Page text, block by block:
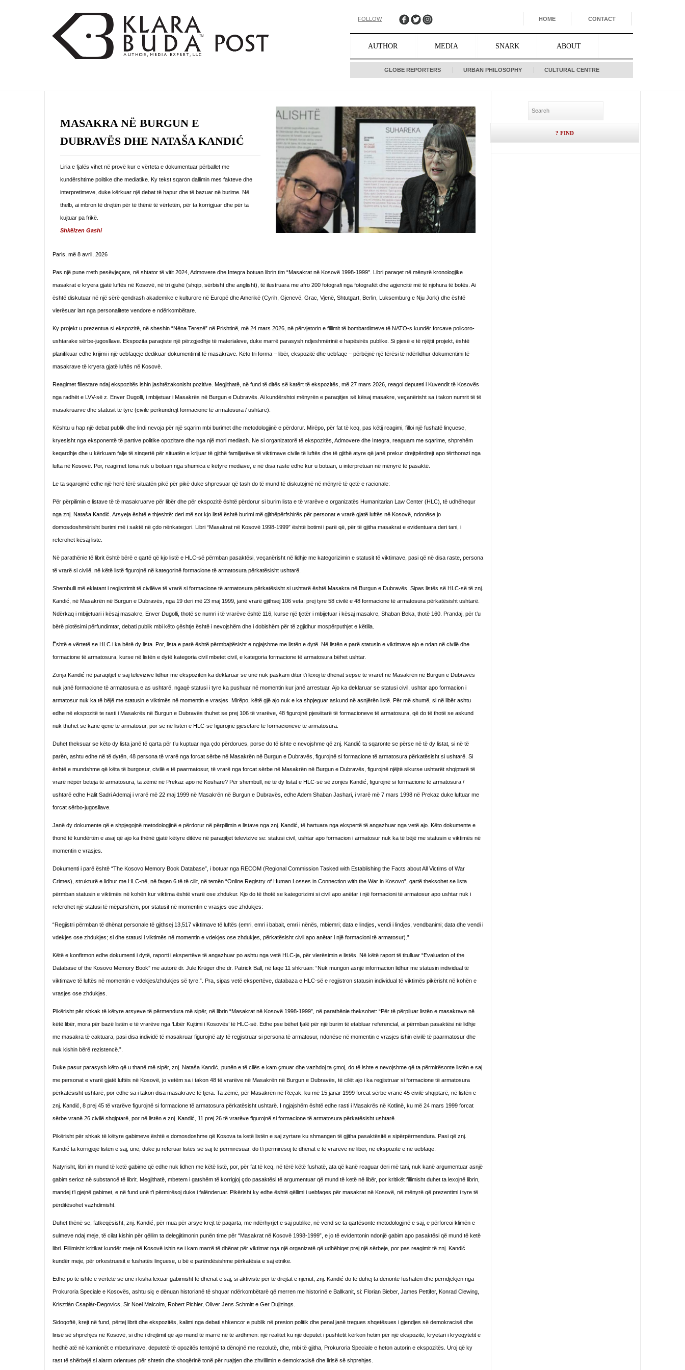
FOLLOW HOME CONTACT
AUTHOR MEDIA SNARK ABOUT
GLOBE REPORTERS URBAN PHILOSOPHY CULTURAL CENTRE
MASAKRA NË BURGUN E
DUBRAVËS DHE NATAŠA KANDIĆ
Liria e fjalës vihet në provë kur e vërteta e dokumentuar përballet me
kundërshtime politike dhe mediatike. Ky tekst sqaron dallimin mes fakteve dhe
interpretimeve, duke kërkuar një debat të hapur dhe të bazuar në burime. Në
thelb, ai mbron të drejtën për të thënë të vërtetën, për ta korrigjuar dhe për ta
kujtuar pa frikë.
Shkëlzen Gashi
Paris, më 8 avril, 2026
Pas një pune rreth pesëvjeçare, në shtator të vitit 2024, Admovere dhe Integra botuan librin tim “Masakrat në Kosovë 1998-1999”. Libri paraqet në mënyrë kronologjike
masakrat e kryera gjatë luftës në Kosovë, në tri gjuhë (shqip, sërbisht dhe anglisht), të ilustruara me afro 200 fotografi nga fotografët dhe agjencitë më të njohura të botës. Ai
është diskutuar në një sërë qendrash akademike e kulturore në Europë dhe Amerikë (Cyrih, Gjenevë, Grac, Vjenë, Shtutgart, Berlin, Luksemburg e Nju Jork) dhe është
vlerësuar lart nga personalitete vendore e ndërkombëtare.
Ky projekt u prezentua si ekspozitë, në sheshin “Nëna Terezë” në Prishtinë, më 24 mars 2026, në përvjetorin e fillimit të bombardimeve të NATO-s kundër forcave policoro-
ushtarake sërbe-jugosllave. Ekspozita paraqiste një përzgjedhje të materialeve, duke marrë parasysh ndjeshmërinë e hapësirës publike. Si pjesë e të njëjtit projekt, është
planifikuar edhe krijimi i një uebfaqeje dedikuar dokumentimit të masakrave. Këto tri forma – libër, ekspozitë dhe uebfaqe – përbëjnë një tërësi të ndërlidhur dokumentimi të
masakrave të kryera gjatë luftës në Kosovë.
Reagimet fillestare ndaj ekspozitës ishin jashtëzakonisht pozitive. Megjithatë, në fund të ditës së katërt të ekspozitës, më 27 mars 2026, reagoi deputeti i Kuvendit të Kosovës
nga radhët e LVV-së z. Enver Dugolli, i mbijetuar i Masakrës në Burgun e Dubravës. Ai kundërshtoi mënyrën e paraqitjes së kësaj masakre, veçanërisht sa i takon numrit të të
masakruarve dhe statusit të tyre (civilë përkundrejt formacione të armatosura / ushtarë).
Kështu u hap një debat publik dhe lindi nevoja për një sqarim mbi burimet dhe metodologjinë e përdorur. Mirëpo, për fat të keq, pas këtij reagimi, filloi një fushatë linçuese,
kryesisht nga eksponentë të partive politike opozitare dhe nga një mori mediash. Ne si organizatorë të ekspozitës, Admovere dhe Integra, reaguam me sqarime, shprehëm
keqardhje dhe u kërkuam falje të sinqertë për situatën e krijuar të gjithë familjarëve të viktimave civile të luftës dhe të gjithë atyre që janë prekur drejtpërdrejt apo tërthorazi nga
lufta në Kosovë. Por, reagimet tona nuk u botuan nga shumica e këtyre mediave, e në disa raste edhe kur u botuan, u interpretuan në mënyrë të pasaktë.
Le ta sqarojmë edhe një herë tërë situatën pikë për pikë duke shpresuar që tash do të mund të diskutojmë në mënyrë të qetë e racionale:
Për përpilimin e listave të të masakruarve për libër dhe për ekspozitë është përdorur si burim lista e të vrarëve e organizatës Humanitarian Law Center (HLC), të udhëhequr
nga znj. Nataša Kandić. Arsyeja është e thjeshtë: deri më sot kjo listë është burimi më gjithëpërfshirës për personat e vrarë gjatë luftës në Kosovë, ndonëse jo
domosdoshmërisht burimi më i saktë në çdo nënkategori. Libri “Masakrat në Kosovë 1998-1999” është botimi i parë që, për të gjitha masakrat e evidentuara deri tani, i
referohet kësaj liste.
Në parathënie të librit është bërë e qartë që kjo listë e HLC-së përmban pasaktësi, veçanërisht në lidhje me kategorizimin e statusit të viktimave, pasi që në disa raste, persona
të vrarë si civilë, në këtë listë figurojnë në kategorinë formacione të armatosura përkatësisht ushtarë.
Shembulli më eklatant i regjistrimit të civilëve të vrarë si formacione të armatosura përkatësisht si ushtarë është Masakra në Burgun e Dubravës. Sipas listës së HLC-së të znj.
Kandić, në Masakrën në Burgun e Dubravës, nga 19 deri më 23 maj 1999, janë vrarë gjithsej 106 veta: prej tyre 58 civilë e 48 formacione të armatosura përkatësisht ushtarë.
Ndërkaq i mbijetuari i kësaj masakre, Enver Dugolli, thotë se numri i të vrarëve është 116, kurse një tjetër i mbijetuar i kësaj masakre, Shaban Beka, thotë 160. Prandaj, për t’u
bërë plotësimi përfundimtar, debati publik mbi këto çështje është i nevojshëm dhe i dobishëm për të zgjidhur mospërputhjet e këtilla.
Është e vërtetë se HLC i ka bërë dy lista. Por, lista e parë është përmbajtësisht e ngjajshme me listën e dytë. Në listën e parë statusin e viktimave ajo e ndan në civilë dhe
formacione të armatosura, kurse në listën e dytë kategoria civil mbetet civil, e kategoria formacione të armatosura bëhet ushtar.
Zonja Kandić në paraqitjet e saj televizive lidhur me ekspozitën ka deklaruar se unë nuk paskam ditur t’i lexoj të dhënat sepse të vrarët në Masakrën në Burgun e Dubravës
nuk janë formacione të armatosura e as ushtarë, ngaqë statusi i tyre ka pushuar në momentin kur janë arrestuar. Ajo ka deklaruar se statusi civil, ushtar apo formacion i
armatosur nuk ka të bëjë me statusin e viktimës në momentin e vrasjes. Mirëpo, këtë gjë ajo nuk e ka shpjeguar askund në asnjërën listë. Për më shumë, si në libër ashtu
edhe në ekspozitë te rasti i Masakrës në Burgun e Dubravës thuhet se prej 106 të vrarëve, 48 figurojnë pjesëtarë të formacioneve të armatosura, që do të thotë se askund
nuk thuhet se kanë qenë të armatosur, por se në listën e HLC-së figurojnë pjesëtarë të formacioneve të armatosura.
Duhet theksuar se këto dy lista janë të qarta për t’u kuptuar nga çdo përdorues, porse do të ishte e nevojshme që znj. Kandić ta sqaronte se përse në të dy listat, si në të
parën, ashtu edhe në të dytën, 48 persona të vrarë nga forcat sërbe në Masakrën në Burgun e Dubravës, figurojnë si formacione të armatosura përkatësisht si ushtarë. Si
është e mundshme që këta të burgosur, civilë e të paarmatosur, të vrarë nga forcat sërbe në Masakrën në Burgun e Dubravës, figurojnë njëjtë sikurse ushtarët shqiptarë të
vrarë nëpër beteja të armatosura, ta zëmë në Prekaz apo në Koshare? Për shembull, në të dy listat e HLC-së së zonjës Kandić, figurojnë si formacione të armatosura /
ushtarë edhe Halit Sadri Ademaj i vrarë më 22 maj 1999 në Masakrën në Burgun e Dubravës, edhe Adem Shaban Jashari, i vrarë më 7 mars 1998 në Prekaz duke luftuar me
forcat sërbo-jugosllave.
Janë dy dokumente që e shpjegojnë metodologjinë e përdorur në përpilimin e listave nga znj. Kandić, të hartuara nga ekspertë të angazhuar nga vetë ajo. Këto dokumente e
thonë të kundërtën e asaj që ajo ka thënë gjatë këtyre ditëve në paraqitjet televizive se: statusi civil, ushtar apo formacion i armatosur nuk ka të bëjë me statusin e viktimës në
momentin e vrasjes.
Dokumenti i parë është “The Kosovo Memory Book Database”, i botuar nga RECOM (Regional Commission Tasked with Establishing the Facts about All Victims of War
Crimes), strukturë e lidhur me HLC-në, në faqen 6 të të cilit, në temën “Online Registry of Human Losses in Connection with the War in Kosovo”, qartë theksohet se lista
përmban statusin e viktimës në kohën kur viktima është vrarë ose zhdukur. Kjo do të thotë se kategorizimi si civil apo anëtar i një formacioni të armatosur apo ushtar nuk i
referohet një statusi të mëparshëm, por statusit në momentin e vrasjes ose zhdukjes:
“Regjistri përmban të dhënat personale të gjithsej 13,517 viktimave të luftës (emri, emri i babait, emri i nënës, mbiemri; data e lindjes, vendi i lindjes, vendbanimi; data dhe vendi i
vdekjes ose zhdukjes; si dhe statusi i viktimës në momentin e vdekjes ose zhdukjes, përkatësisht civil apo anëtar i një formacioni të armatosur).”
Këtë e konfirmon edhe dokumenti i dytë, raporti i ekspertëve të angazhuar po ashtu nga vetë HLC-ja, për vlerësimin e listës. Në këtë raport të titulluar “Evaluation of the
Database of the Kosovo Memory Book” me autorë dr. Jule Krüger dhe dr. Patrick Ball, në faqe 11 shkruan: “Nuk mungon asnjë informacion lidhur me statusin individual të
viktimave të luftës në momentin e vdekjes/zhdukjes së tyre.”. Pra, sipas vetë ekspertëve, databaza e HLC-së e regjistron statusin individual të viktimës pikërisht në kohën e
vrasjes ose zhdukjes.
Pikërisht për shkak të këtyre arsyeve të përmendura më sipër, në librin “Masakrat në Kosovë 1998-1999”, në parathënie theksohet: “Për të përpiluar listën e masakrave në
këtë libër, mora për bazë listën e të vrarëve nga ‘Libër Kujtimi i Kosovës’ të HLC-së. Edhe pse bëhet fjalë për një burim të etabluar referencial, ai përmban pasaktësi në lidhje
me masakra të caktuara, pasi disa individë të masakruar figurojnë aty të regjistruar si persona të armatosur, ndonëse në momentin e vrasjes ishin civilë të paarmatosur dhe
nuk kishin bërë rezistencë.”.
Duke pasur parasysh këto që u thanë më sipër, znj. Nataša Kandić, punën e të cilës e kam çmuar dhe vazhdoj ta çmoj, do të ishte e nevojshme që ta përmirësonte listën e saj
me personat e vrarë gjatë luftës në Kosovë, jo vetëm sa i takon 48 të vrarëve në Masakrën në Burgun e Dubravës, të cilët ajo i ka regjistruar si formacione të armatosura
përkatësisht ushtarë, por edhe sa i takon disa masakrave të tjera. Ta zëmë, për Masakrën në Reçak, ku më 15 janar 1999 forcat sërbe vranë 45 civilë shqiptarë, në listën e
znj. Kandić, 8 prej 45 të vrarëve figurojnë si formacione të armatosura përkatësisht ushtarë. I ngjajshëm është edhe rasti i Masakrës në Kotlinë, ku më 24 mars 1999 forcat
sërbe vranë 26 civilë shqiptarë, por në listën e znj. Kandić, 11 prej 26 të vrarëve figurojnë si formacione të armatosura përkatësisht ushtarë.
Pikërisht për shkak të këtyre gabimeve është e domosdoshme që Kosova ta ketë listën e saj zyrtare ku shmangen të gjitha pasaktësitë e sipërpërmendura. Pasi që znj.
Kandić ta korrigjojë listën e saj, unë, duke ju referuar listës së saj të përmirësuar, do t’i përmirësoj të dhënat e të vrarëve në libër, në ekspozitë e në uebfaqe.
Natyrisht, libri im mund të ketë gabime që edhe nuk lidhen me këtë listë, por, për fat të keq, në tërë këtë fushatë, ata që kanë reaguar deri më tani, nuk kanë argumentuar asnjë
gabim serioz në substancë të librit. Megjithatë, mbetem i gatshëm të korrigjoj çdo pasaktësi të argumentuar që mund të ketë në libër, por kritikët fillimisht duhet ta lexojnë librin,
mandej t’i gjejnë gabimet, e në fund unë t’i përmirësoj duke i falënderuar. Pikërisht ky edhe është qëllimi i uebfaqes për masakrat në Kosovë, në mënyrë që prezentimi i tyre të
përditësohet vazhdimisht.
Duhet thënë se, fatkeqësisht, znj. Kandić, për mua për arsye krejt të paqarta, me ndërhyrjet e saj publike, në vend se ta qartësonte metodologjinë e saj, e përforcoi klimën e
sulmeve ndaj meje, të cilat kishin për qëllim ta delegjitimonin punën time për “Masakrat në Kosovë 1998-1999”, e jo të evidentonin ndonjë gabim apo pasaktësi që mund të ketë
libri. Fillimisht kritikat kundër meje në Kosovë ishin se i kam marrë të dhënat për viktimat nga një organizatë që udhëhiqet prej një sërbeje, por pas reagimit të znj. Kandić
kundër meje, për orkestruesit e fushatës linçuese, u bë e parëndësishme përkatësia e saj etnike.
Edhe po të ishte e vërtetë se unë i kisha lexuar gabimisht të dhënat e saj, si aktiviste për të drejtat e njeriut, znj. Kandić do të duhej ta dënonte fushatën dhe përndjekjen nga
Prokuroria Speciale e Kosovës, ashtu siç e dënuan historianë të shquar ndërkombëtarë që merren me historinë e Ballkanit, si: Florian Bieber, James Pettifer, Konrad Clewing,
Krisztián Csaplár-Degovics, Sir Noel Malcolm, Robert Pichler, Oliver Jens Schmitt e Ger Dujizings.
Sidoqoftë, krejt në fund, përtej librit dhe ekspozitës, kalimi nga debati shkencor e publik në presion politik dhe penal janë tregues shqetësues i gjendjes së demokracisë dhe
lirisë së shprehjes në Kosovë, si dhe i drejtimit që ajo mund të marrë në të ardhmen: një realitet ku një deputet i pushtetit kërkon hetim për një ekspozitë, kryetari i kryeqytetit e
hedhë atë në kamionët e mbeturinave, deputetë të opozitës tentojnë ta dënojnë me rezolutë, dhe, mbi të gjitha, Prokuroria Speciale e heton autorin e ekspozitës. Uroj që ky
rast të shërbejë si alarm orientues për shtetin dhe shoqërinë tonë për ruajtjen dhe zhvillimin e demokracisë dhe lirisë së shprehjes.